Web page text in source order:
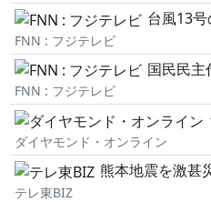
台風13号の備え進む熊本でボ
FNN : フジテレビ
国民民主代表選は玉木代
FNN : フジテレビ
ダイヤモンド・オンライン
熊本地震を激甚災害に指定 復旧
テレ東BIZ